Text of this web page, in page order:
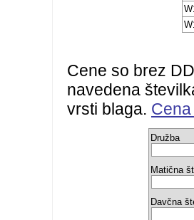
Cene so brez
navedena
vrsti blaga.
Družba
Matična
Davčna